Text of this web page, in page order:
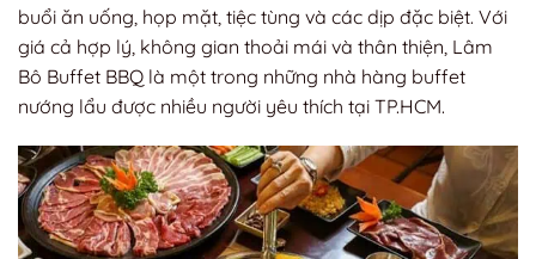
buổi ăn uống, họp mặt, tiệc tùng và các dịp đặc biệt. Với
giá cả hợp lý, không gian thoải mái và thân thiện, Lâm
Bô Buffet BBQ là một trong những nhà hàng buffet
nướng lẩu được nhiều người yêu thích tại TP.HCM.